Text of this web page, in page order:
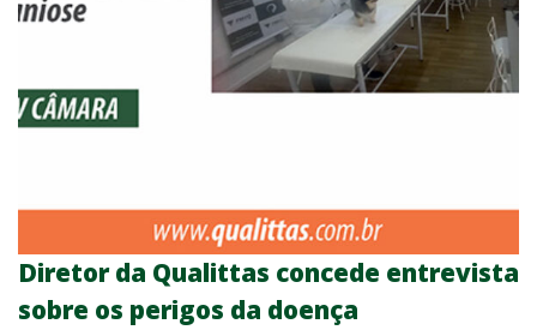
Diretor da Qualittas concede entrevista
sobre os perigos da doença